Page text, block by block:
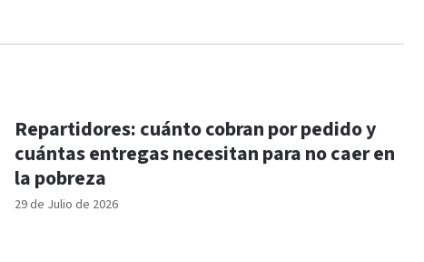
29 de Julio de 2026
Repartidores: cuánto cobran por pedido y
cuántas entregas necesitan para no caer en
la pobreza